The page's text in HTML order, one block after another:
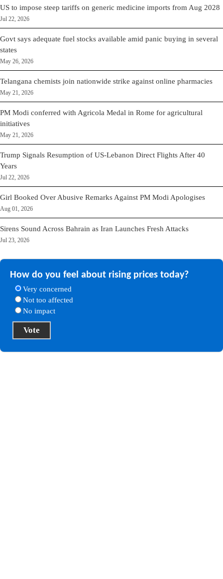
US to impose steep tariffs on generic medicine imports from Aug 2028
Jul 22, 2026
Govt says adequate fuel stocks available amid panic buying in several
states
May 26, 2026
Telangana chemists join nationwide strike against online pharmacies
May 21, 2026
PM Modi conferred with Agricola Medal in Rome for agricultural
initiatives
May 21, 2026
Trump Signals Resumption of US-Lebanon Direct Flights After 40
Years
Jul 22, 2026
Girl Booked Over Abusive Remarks Against PM Modi Apologises
Aug 01, 2026
Sirens Sound Across Bahrain as Iran Launches Fresh Attacks
Jul 23, 2026
How do you feel about rising prices today?
Very concerned
Not too affected
No impact